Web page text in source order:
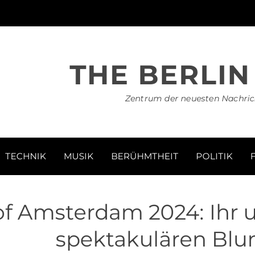
THE
Zentrum der neuesten
TECHNIK MUSIK BERÜHMTHEIT POLITIK
Amsterdam 2024: Ihr
spektakulären